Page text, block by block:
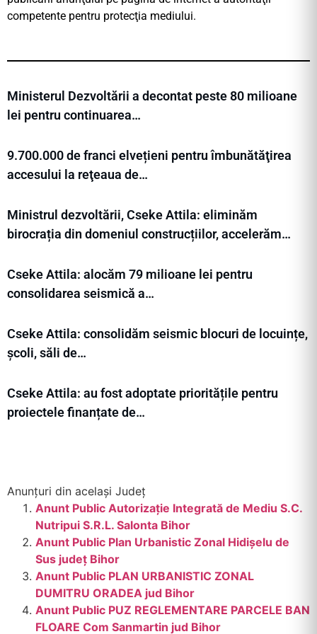
competente pentru protecţia mediului.
Ministerul Dezvoltării a decontat peste 80 milioane
lei pentru continuarea…
9.700.000 de franci elvețieni pentru îmbunătăţirea
accesului la reţeaua de…
Ministrul dezvoltării, Cseke Attila: eliminăm
birocrația din domeniul construcțiilor, accelerăm…
Cseke Attila: alocăm 79 milioane lei pentru
consolidarea seismică a…
Cseke Attila: consolidăm seismic blocuri de locuințe,
școli, săli de…
Cseke Attila: au fost adoptate prioritățile pentru
proiectele finanțate de…
Anunțuri din același Județ
Anunt Public Autorizație Integrată de Mediu S.C.
Nutripui S.R.L. Salonta Bihor
Anunt Public Plan Urbanistic Zonal Hidișelu de
Sus județ Bihor
Anunt Public PLAN URBANISTIC ZONAL
DUMITRU ORADEA jud Bihor
Anunt Public PUZ REGLEMENTARE PARCELE BAN
FLOARE Com Sanmartin jud Bihor